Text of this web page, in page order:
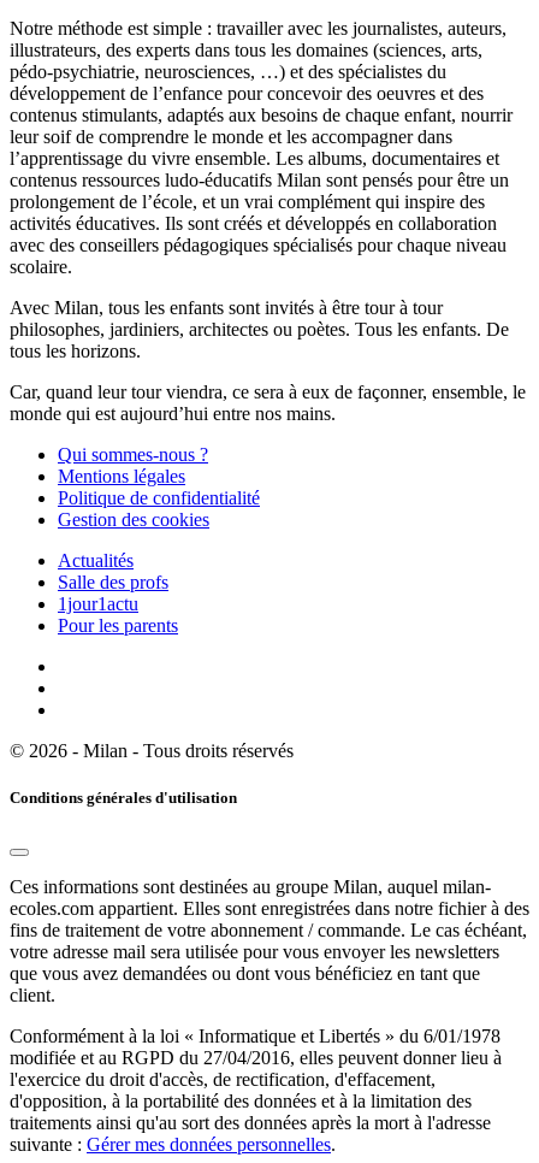
Notre méthode est simple : travailler avec les journalistes, auteurs,
illustrateurs, des experts dans tous les domaines (sciences, arts,
pédo-psychiatrie, neurosciences, …) et des spécialistes du
développement de l’enfance pour concevoir des oeuvres et des
contenus stimulants, adaptés aux besoins de chaque enfant, nourrir
leur soif de comprendre le monde et les accompagner dans
l’apprentissage du vivre ensemble. Les albums, documentaires et
contenus ressources ludo-éducatifs Milan sont pensés pour être un
prolongement de l’école, et un vrai complément qui inspire des
activités éducatives. Ils sont créés et développés en collaboration
avec des conseillers pédagogiques spécialisés pour chaque niveau
scolaire.
Avec Milan, tous les enfants sont invités à être tour à tour
philosophes, jardiniers, architectes ou poètes. Tous les enfants. De
tous les horizons.
Car, quand leur tour viendra, ce sera à eux de façonner, ensemble, le
monde qui est aujourd’hui entre nos mains.
Qui sommes-nous ?
Mentions légales
Politique de confidentialité
Gestion des cookies
Actualités
Salle des profs
1jour1actu
Pour les parents
© 2026 - Milan - Tous droits réservés
Conditions générales d'utilisation
Ces informations sont destinées au groupe Milan, auquel milan-
ecoles.com appartient. Elles sont enregistrées dans notre fichier à des
fins de traitement de votre abonnement / commande. Le cas échéant,
votre adresse mail sera utilisée pour vous envoyer les newsletters
que vous avez demandées ou dont vous bénéficiez en tant que
client.
Conformément à la loi « Informatique et Libertés » du 6/01/1978
modifiée et au RGPD du 27/04/2016, elles peuvent donner lieu à
l'exercice du droit d'accès, de rectification, d'effacement,
d'opposition, à la portabilité des données et à la limitation des
traitements ainsi qu'au sort des données après la mort à l'adresse
suivante : Gérer mes données personnelles.